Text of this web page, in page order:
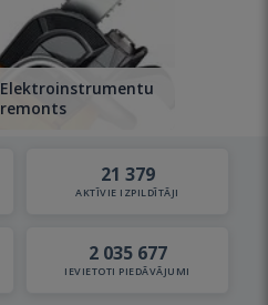
Elektroinstrumentu
remonts
21 379
AKTĪVIE IZPILDĪTĀJI
2 035 677
IEVIETOTI PIEDĀVĀJUMI